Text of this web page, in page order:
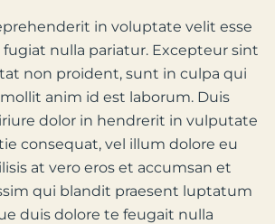
in voluptate velit esse
nulla pariatur. Excepteur sint
non proident, sunt in culpa qui
anim id est laborum. Duis
dolor in hendrerit in vulputate
consequat, vel illum dolore eu
at vero eros et accumsan et
qui blandit praesent luptatum
duis dolore te feugait nulla